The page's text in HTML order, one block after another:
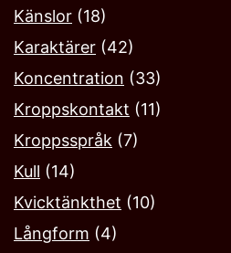
Känslor (18)
Karaktärer (42)
Koncentration (33)
Kroppskontakt (11)
Kroppsspråk (7)
Kull (14)
Kvicktänkthet (10)
Långform (4)